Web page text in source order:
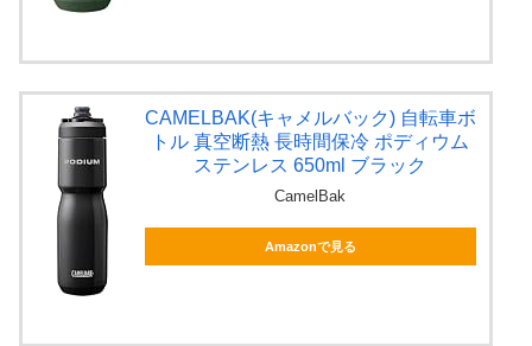
CAMELBAK(キャメルバック) 自転車ボ
トル 真空断熱 長時間保冷 ポディウム
ステンレス 650ml ブラック
CamelBak
Amazonで見る